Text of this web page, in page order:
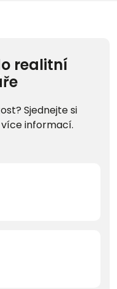
realitní
Sjednejte si
informací.